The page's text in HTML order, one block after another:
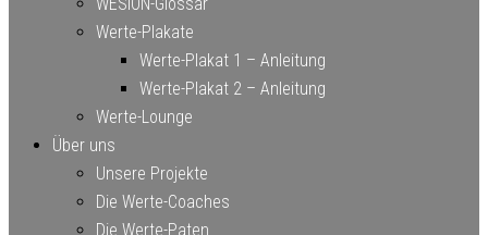
Werte-Plakate
Werte-Plakat 1 – Anleitung
Werte-Plakat 2 – Anleitung
Werte-Lounge
Über uns
Unsere Projekte
Die Werte-Coaches
Die Werte-Paten